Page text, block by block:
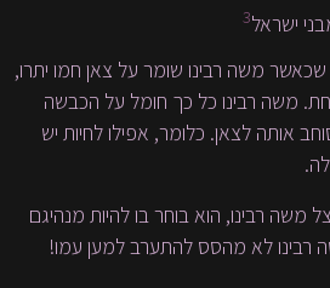
ישראל3
משה רבינו שומר על צאן חמו יתרו,
משה רבינו כל כך חומל על הכבשה
אותה לצאן. כלומר, אפילו לחיות יש
משה רבינו, הוא בוחר בו להיות מנהיגם
רבינו לא מהסס להתערב למען עמו!